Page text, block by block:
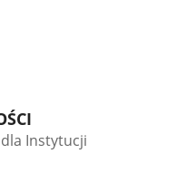
Instytucji